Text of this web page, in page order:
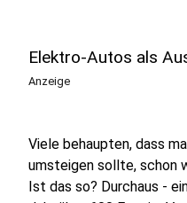
Elektro-Autos als
Anzeige
Viele behaupten, dass
umsteigen sollte, schon
Ist das so? Durchaus -